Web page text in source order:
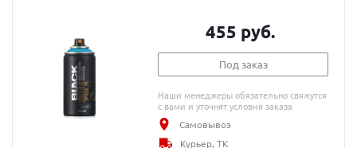
455 руб.
Под заказ
Наши менеджеры обязательно свяжутся
с вами и уточнят условия заказа
Самовывоз
Курьер, ТК